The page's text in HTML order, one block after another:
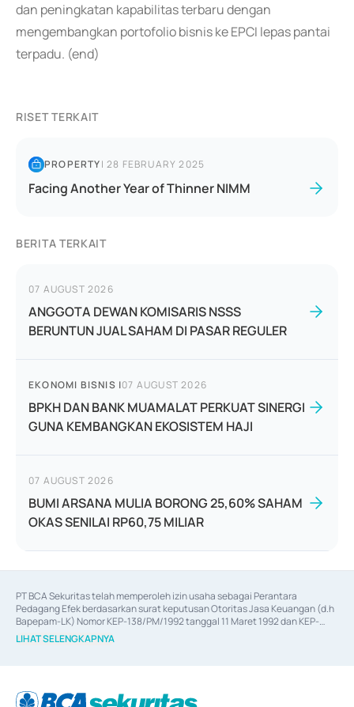
dan peningkatan kapabilitas terbaru dengan
mengembangkan portofolio bisnis ke EPCI lepas pantai
terpadu. (end)
RISET TERKAIT
PROPERTY|28 FEBRUARY 2025
Facing Another Year of Thinner NIMM
BERITA TERKAIT
07 AUGUST 2026
ANGGOTA DEWAN KOMISARIS NSSS
BERUNTUN JUAL SAHAM DI PASAR REGULER
EKONOMI BISNIS |07 AUGUST 2026
BPKH DAN BANK MUAMALAT PERKUAT SINERGI
GUNA KEMBANGKAN EKOSISTEM HAJI
07 AUGUST 2026
BUMI ARSANA MULIA BORONG 25,60% SAHAM
OKAS SENILAI RP60,75 MILIAR
PT BCA Sekuritas telah memperoleh izin usaha sebagai Perantara
Pedagang Efek berdasarkan surat keputusan Otoritas Jasa Keuangan (d.h
Bapepam-LK) Nomor KEP-138/PM/1992 tanggal 11 Maret 1992 dan KEP-
06/D.04/2014 tanggal 28 Februari 2014, izin usaha sebagai Penjamin Emisi
Efek berdasarkan surat keputusan Otoritas Jasa Keuangan Nomor KEP-
berdasarkan surat keputusan Otoritas Jasa Keuangan Nomor S-
LIHAT SELENGKAPNYA